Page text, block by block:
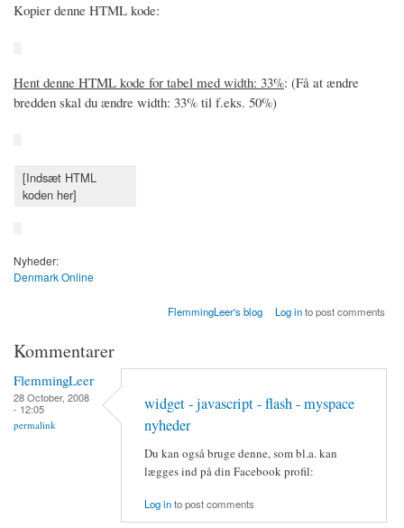
Kopier denne HTML kode:
Hent denne HTML kode for tabel med width: 33%: (Få at ændre
bredden skal du ændre width: 33% til f.eks. 50%)
[Indsæt HTML
koden her]
Nyheder:
Denmark Online
FlemmingLeer's blog Log into post comments
Kommentarer
FlemmingLeer
28 October, 2008
- 12:05
permalink
widget - javascript - flash - myspace
nyheder
Du kan også bruge denne, som bl.a. kan
lægges ind på din Facebook profil:
Log into post comments